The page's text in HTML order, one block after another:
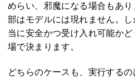
めらい、邪魔になる場合もあ
部はモデルには現れません。
当に安全かつ受け入れ可能か
場で決まります。
どちらのケースも、実行する